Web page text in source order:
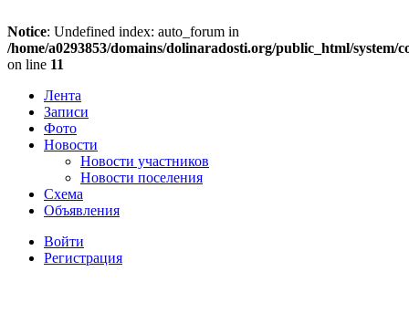
Notice: Undefined index: auto_forum in
/home/a0293853/domains/dolinaradosti.org/public_html/
on line 11
Лента
Записи
Фото
Новости
Новости участников
Новости поселения
Схема
Объявления
Войти
Регистрация